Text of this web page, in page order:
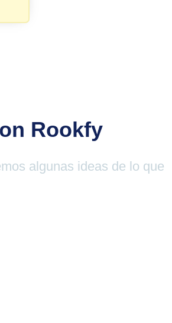
Rookfy
algunas ideas de lo que